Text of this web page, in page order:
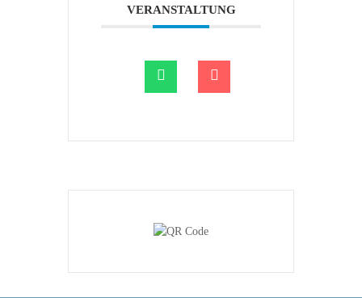
VERANSTALTUNG